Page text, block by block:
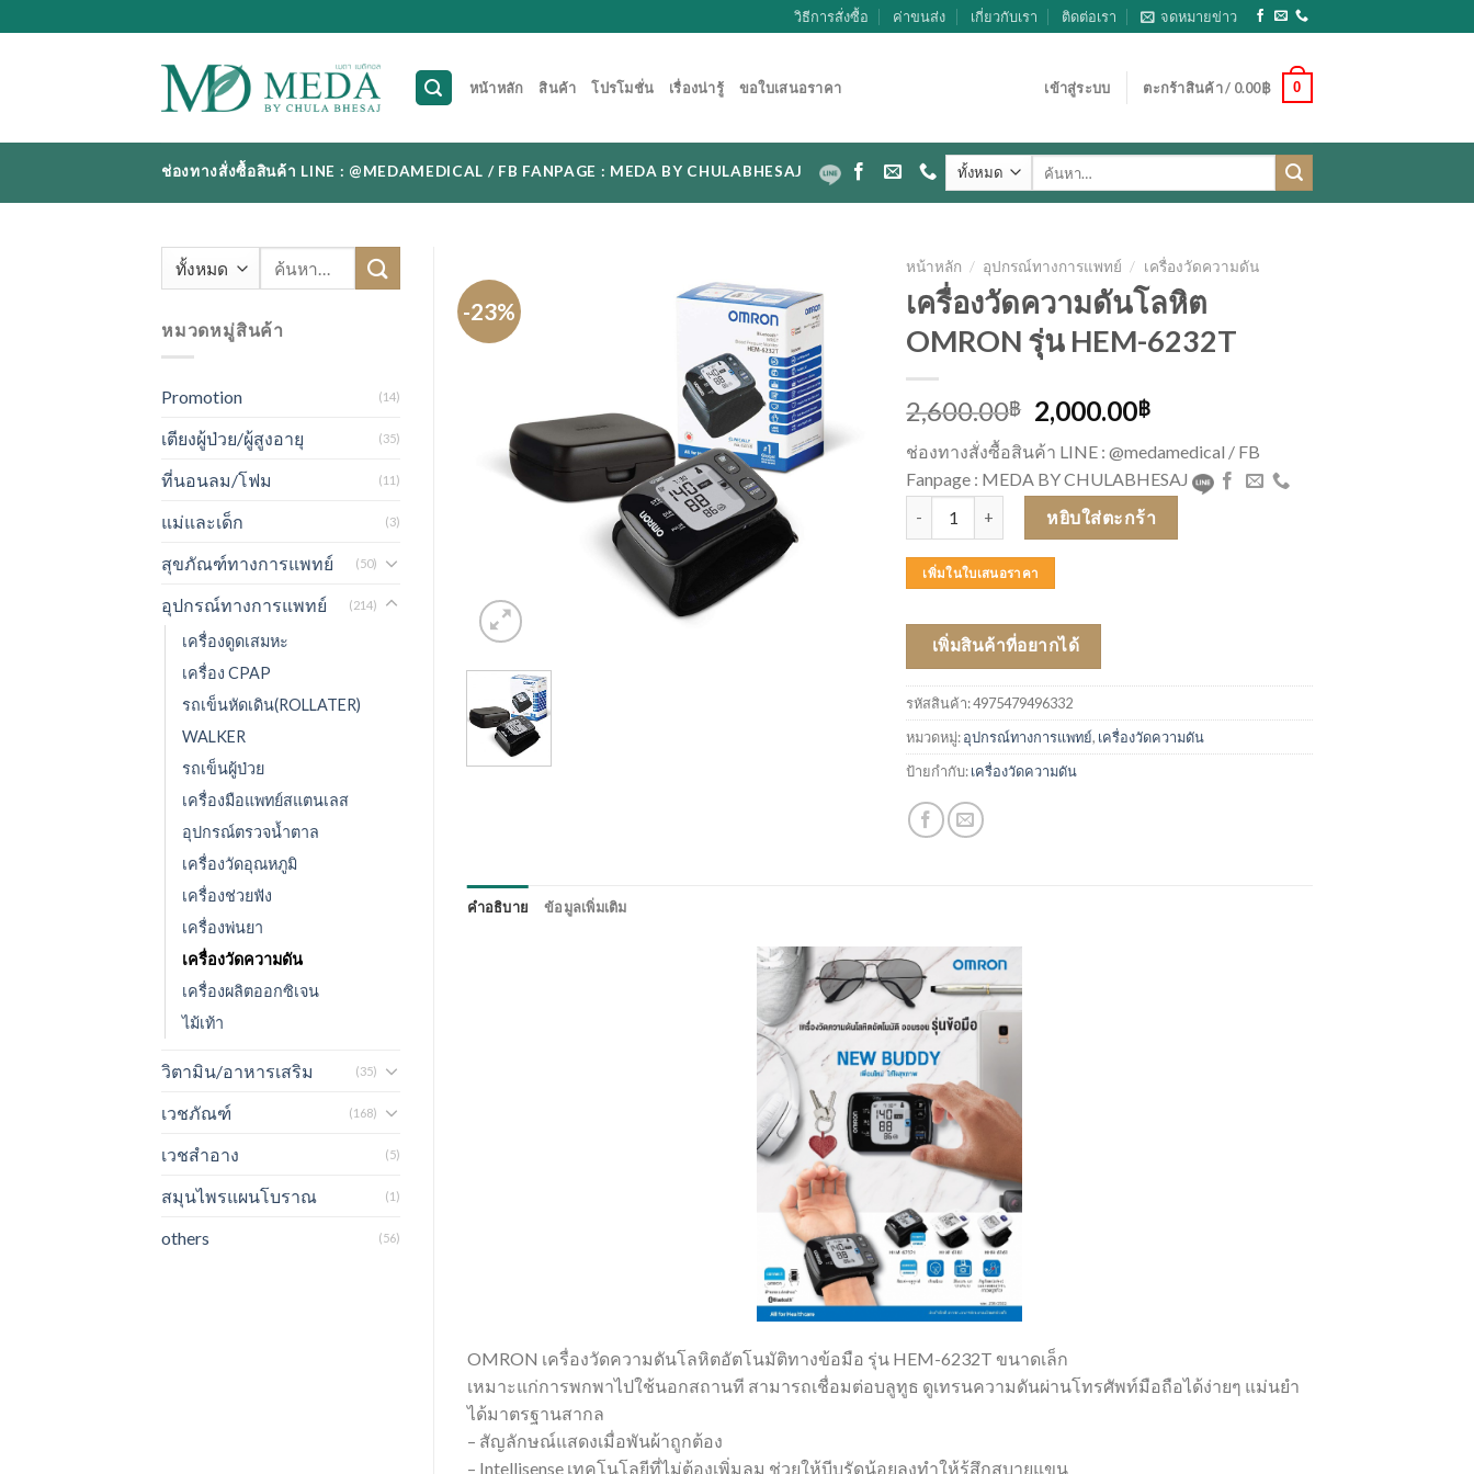
to
วิธีการสั่งซื้อ ค่าขนส่ง เกี่ยวกับเรา ติดต่อเรา จดหมายข่าว
หน้าหลัก สินค้า โปรโมชั่น เรื่องน่ารู้ ขอใบเสนอราคา เข้าสู่ระบบ ตะกร้าสินค้า / 0.00฿ 0
ช่องทางสั่งซื้อสินค้า LINE : @MEDAMEDICAL / FB FANPAGE : MEDA BY CHULABHESAJ ค้นหา:
ค้นหา:
หมวดหมู่สินค้า
Promotion (14)
เตียงผู้ป่วย/ผู้สูงอายุ (35)
ที่นอนลม/โฟม (11)
แม่และเด็ก (3)
สุขภัณฑ์ทางการแพทย์ (50)
อุปกรณ์ทางการแพทย์ (214)
เครื่องดูดเสมหะ
เครื่อง CPAP
รถเข็นหัดเดิน(ROLLATER)
WALKER
รถเข็นผู้ป่วย
เครื่องมือแพทย์สแตนเลส
อุปกรณ์ตรวจน้ำตาล
เครื่องวัดอุณหภูมิ
เครื่องช่วยฟัง
เครื่องพ่นยา
เครื่องวัดความดัน
เครื่องผลิตออกซิเจน
ไม้เท้า
วิตามิน/อาหารเสริม (35)
เวชภัณฑ์ (168)
เวชสำอาง (5)
สมุนไพรแผนโบราณ (1)
others (56)
-23%
หน้าหลัก / อุปกรณ์ทางการแพทย์ / เครื่องวัดความดัน
เครื่องวัดความดันโลหิต
OMRON รุ่น HEM-6232T
2,600.00฿ Original
price
was:
2,600.00฿.
2,000.00฿Current
is:
2,000.00฿.
ช่องทางสั่งซื้อสินค้า LINE : @medamedical / FB
Fanpage : MEDA BY CHULABHESAJ
จำนวน เครื่องวัดความดันโลหิต OMRON รุ่น HEM-6232T ชิ้น
หยิบใส่ตะกร้า
เพิ่มในใบเสนอราคา
เพิ่มสินค้าที่อยากได้
รหัสสินค้า:4975479496332
หมวดหมู่:อุปกรณ์ทางการแพทย์, เครื่องวัดความดัน
ป้ายกำกับ:เครื่องวัดความดัน
คำอธิบาย ข้อมูลเพิ่มเติม
OMRON เครื่องวัดความดันโลหิตอัตโนมัติทางข้อมือ รุ่น HEM-6232T ขนาดเล็ก
เหมาะแก่การพกพาไปใช้นอกสถานที สามารถเชื่อมต่อบลูทูธ ดูเทรนความดันผ่านโทรศัพท์มือถือได้ง่ายๆ แม่นยำ
ได้มาตรฐานสากล
– สัญลักษณ์แสดงเมื่อพันผ้าถูกต้อง
– Intellisense เทคโนโลยีที่ไม่ต้องเพิ่มลม ช่วยให้บีบรัดน้อยลงทำให้รู้สึกสบายแขน